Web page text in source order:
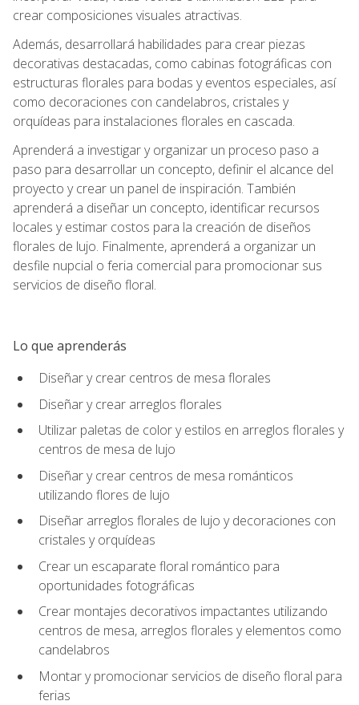
crear composiciones visuales atractivas.
Además, desarrollará habilidades para crear piezas
decorativas destacadas, como cabinas fotográficas con
estructuras florales para bodas y eventos especiales, así
como decoraciones con candelabros, cristales y
orquídeas para instalaciones florales en cascada.
Aprenderá a investigar y organizar un proceso paso a
paso para desarrollar un concepto, definir el alcance del
proyecto y crear un panel de inspiración. También
aprenderá a diseñar un concepto, identificar recursos
locales y estimar costos para la creación de diseños
florales de lujo. Finalmente, aprenderá a organizar un
desfile nupcial o feria comercial para promocionar sus
servicios de diseño floral.
Lo que aprenderás
Diseñar y crear centros de mesa florales
Diseñar y crear arreglos florales
Utilizar paletas de color y estilos en arreglos florales y
centros de mesa de lujo
Diseñar y crear centros de mesa románticos
utilizando flores de lujo
Diseñar arreglos florales de lujo y decoraciones con
cristales y orquídeas
Crear un escaparate floral romántico para
oportunidades fotográficas
Crear montajes decorativos impactantes utilizando
centros de mesa, arreglos florales y elementos como
candelabros
Montar y promocionar servicios de diseño floral para
ferias